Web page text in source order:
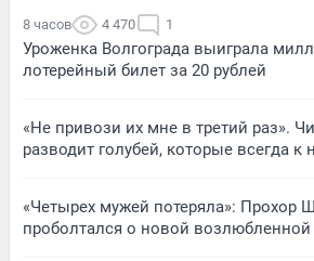
8 часов 4 470 1
Уроженка Волгограда выиграла
лотерейный билет за 20 рублей
«Не привози их мне в третий раз».
разводит голубей, которые всегда
«Четырех мужей потеряла»: Прохор
проболтался о новой возлюбленной